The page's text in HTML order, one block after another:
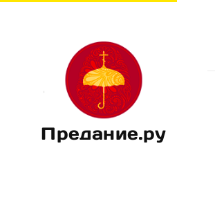
Предание.ру